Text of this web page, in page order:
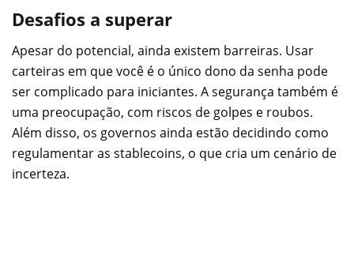
Desafios a superar
Apesar do potencial, ainda existem barreiras. Usar
carteiras em que você é o único dono da senha pode
ser complicado para iniciantes. A segurança também é
uma preocupação, com riscos de golpes e roubos.
Além disso, os governos ainda estão decidindo como
regulamentar as stablecoins, o que cria um cenário de
incerteza.